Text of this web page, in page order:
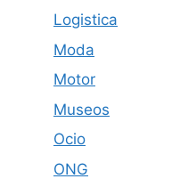
Logistica
Moda
Motor
Museos
Ocio
ONG